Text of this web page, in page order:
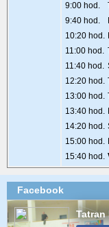
9:00 hod.
9:40 hod.
10:20 hod.
11:00 hod.
11:40 hod.
12:20 hod.
13:00 hod.
13:40 hod.
14:20 hod.
15:00 hod.
15:40 hod.
Facebook
Tatran